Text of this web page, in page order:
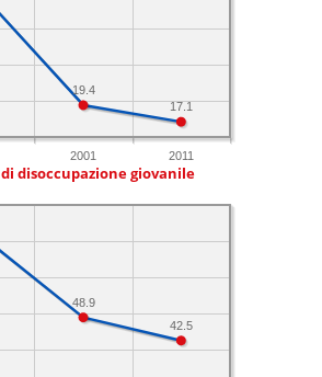
2001 2011
17.1
19.4
di disoccupazione giovanile
42.5
48.9